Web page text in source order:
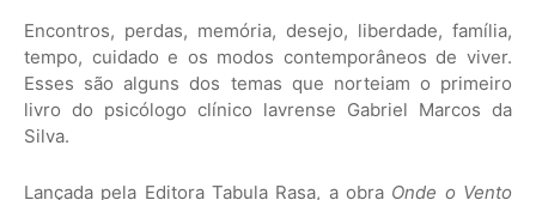
Encontros, perdas, memória, desejo, liberdade, família,
tempo, cuidado e os modos contemporâneos de viver.
Esses são alguns dos temas que norteiam o primeiro
livro do psicólogo clínico lavrense Gabriel Marcos da
Silva.
Lançada pela Editora Tabula Rasa, a obra Onde o Vento